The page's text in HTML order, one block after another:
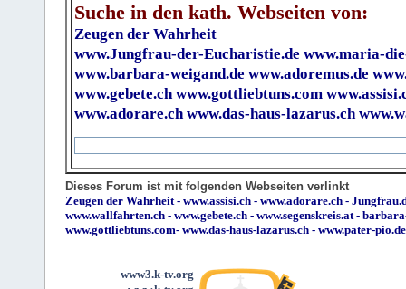
Suche in den kath. Webseiten von:
Zeugen der Wahrheit
www.Jungfrau-der-Eucharistie.de www.maria-
www.barbara-weigand.de www.adoremus.de
www.gebete.ch www.gottliebtuns.com
www.adorare.ch www.das-haus-lazarus.ch
Dieses Forum ist mit folgenden Webseiten verlinkt
Zeugen der Wahrheit- www.assisi.ch - www.adorare.ch -
www.wallfahrten.ch - www.gebete.ch - www.segenskreis.at-
www.gottliebtuns.com- www.das-haus-lazarus.ch - www.pater-pio.de
www3.k-tv.org